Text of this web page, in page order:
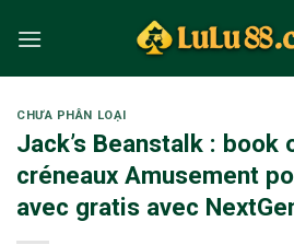
CHƯA PHÂN LOẠI
Jack’s Beanstalk : book
créneaux Amusement
avec gratis avec